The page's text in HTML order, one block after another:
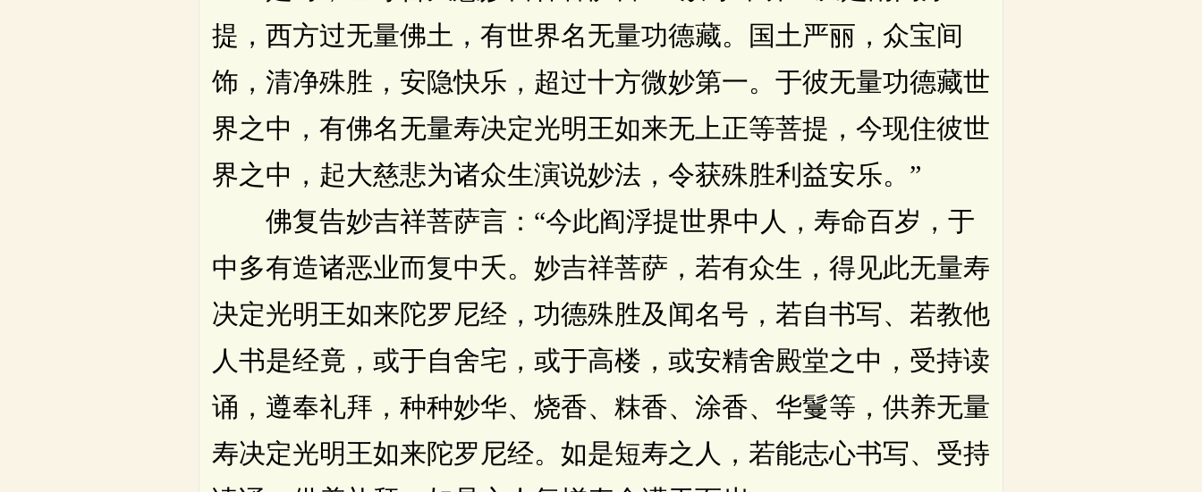
提，西方过无量佛土，有世界名无量功德藏。国土严丽，众宝间
饰，清净殊胜，安隐快乐，超过十方微妙第一。于彼无量功德藏世
界之中，有佛名无量寿决定光明王如来无上正等菩提，今现住彼世
界之中，起大慈悲为诸众生演说妙法，令获殊胜利益安乐。”
佛复告妙吉祥菩萨言：“今此阎浮提世界中人，寿命百岁，于
中多有造诸恶业而复中夭。妙吉祥菩萨，若有众生，得见此无量寿
决定光明王如来陀罗尼经，功德殊胜及闻名号，若自书写、若教他
人书是经竟，或于自舍宅，或于高楼，或安精舍殿堂之中，受持读
诵，遵奉礼拜，种种妙华、烧香、粖香、涂香、华鬘等，供养无量
寿决定光明王如来陀罗尼经。如是短寿之人，若能志心书写、受持